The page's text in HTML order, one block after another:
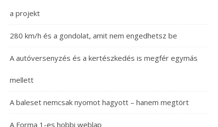
a projekt
280 km/h és a gondolat, amit nem engedhetsz be
A autóversenyzés és a kertészkedés is megfér egymás
mellett
A baleset nemcsak nyomot hagyott – hanem megtört
A Forma 1-es hobbi weblap